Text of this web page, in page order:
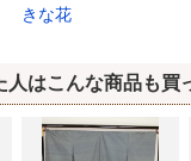
きな花
人はこんな商品も買